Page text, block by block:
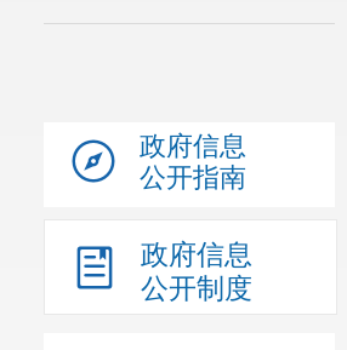
政府信息
公开指南
政府信息
公开制度